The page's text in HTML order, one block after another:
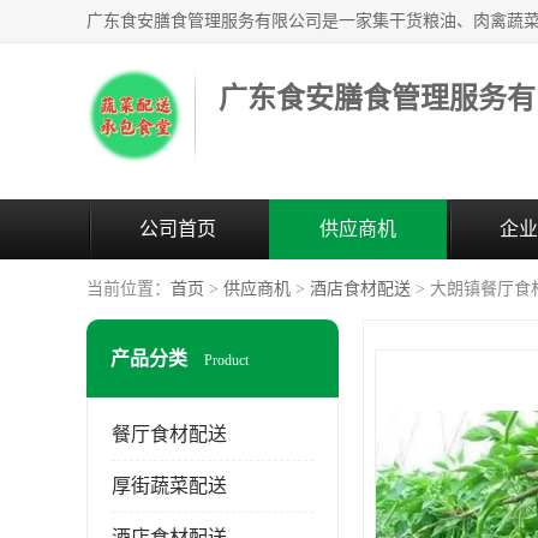
广东食安膳食管理服务
公司首页 供应商机 企
当前位置： 首页 > 供应商机 > 酒店食材配送 > 大朗镇餐厅食
产品分类 Product
餐厅食材配送
厚街蔬菜配送